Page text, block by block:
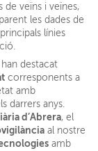
de veïns i veïnes,
les dades de
línies
destacat
corresponents a
amb
darrers anys.
d’Abrera, el
al nostre
amb